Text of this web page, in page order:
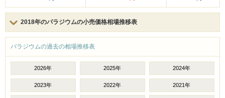
2018年のパラジウムの小売価格相場推移表
パラジウムの過去の相場推移表
2026年 2025年 2024年
2023年 2022年 2021年